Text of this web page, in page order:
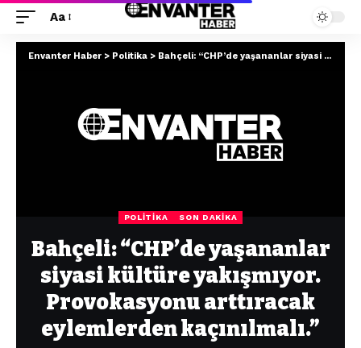
Aa
Envanter Haber > Politika > Bahçeli: “CHP’de yaşananlar siyasi kültüre yakışmıyor. Provokasyonu arttıracak eylemlerden kaçınılmalı.”
POLITIKA SON DAKIKA
Bahçeli: “CHP’de yaşananlar
siyasi kültüre yakışmıyor.
Provokasyonu arttıracak
eylemlerden kaçınılmalı.”